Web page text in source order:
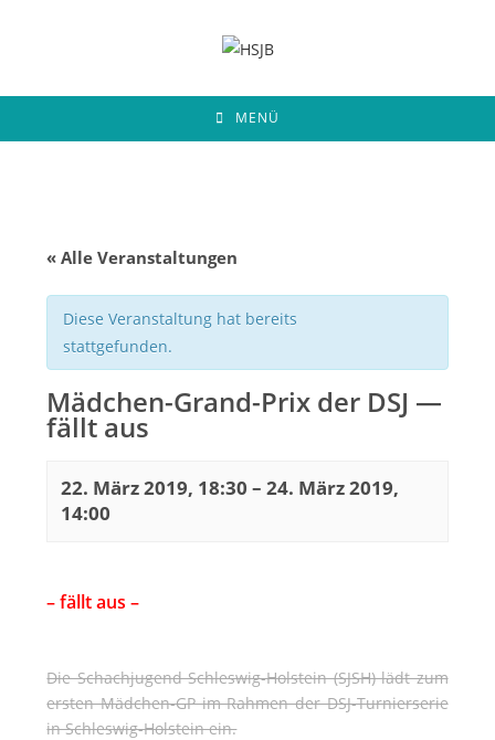
MENÜ
« Alle Veranstaltungen
Diese Veranstaltung hat bereits
stattgefunden.
Mädchen-Grand-Prix der DSJ —
fällt aus
22. März 2019, 18:30 –24. März 2019,
14:00
– fällt aus –
Die Schachjugend Schleswig-Holstein (SJSH) lädt zum
ersten Mädchen-GP im Rahmen der DSJ-Turnierserie
in Schleswig-Holstein ein.